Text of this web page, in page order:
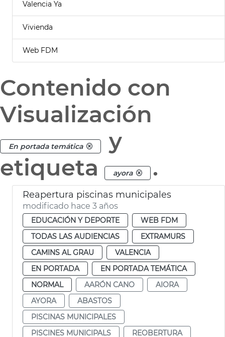
Valencia Ya
Vivienda
Web FDM
Contenido con
Visualización
En portada temática
y
etiqueta
ayora .
Reapertura piscinas municipales
modificado hace 3 años
EDUCACIÓN Y DEPORTE
WEB FDM
TODAS LAS AUDIENCIAS
EXTRAMURS
CAMINS AL GRAU
VALENCIA
EN PORTADA
EN PORTADA TEMÁTICA
NORMAL
AARÓN CANO
AIORA
AYORA
ABASTOS
PISCINAS MUNICIPALES
PISCINES MUNICIPALS
REOBERTURA